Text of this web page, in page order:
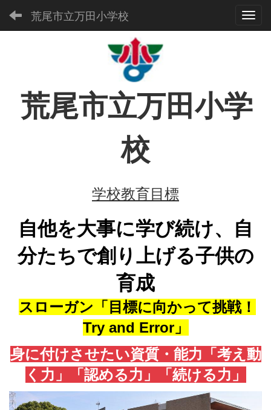
荒尾市立万田小学校
荒尾市立万田小学
校
学校教育目標
自他を大事に学び続け、
自
分たちで創り上げる子供の
育成
スローガン「目標に向かって挑戦！
Try and Error」
身に付けさせたい資質・能力「考え動
く力」「認める力」「続ける力」